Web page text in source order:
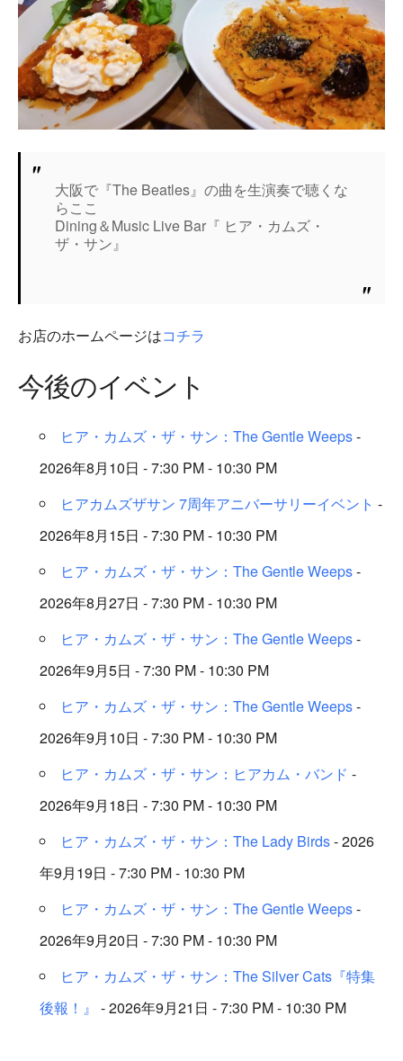
大阪で『The Beatles』の曲を生演奏で聴くな
らここ
Dining＆Music Live Bar『 ヒア・カムズ・
ザ・サン』
お店のホームページはコチラ
今後のイベント
ヒア・カムズ・ザ・サン：The Gentle Weeps-
2026年8月10日 - 7:30 PM - 10:30 PM
ヒアカムズザサン 7周年アニバーサリーイベント -
2026年8月15日 - 7:30 PM - 10:30 PM
ヒア・カムズ・ザ・サン：The Gentle Weeps-
2026年8月27日 - 7:30 PM - 10:30 PM
ヒア・カムズ・ザ・サン：The Gentle Weeps-
2026年9月5日 - 7:30 PM - 10:30 PM
ヒア・カムズ・ザ・サン：The Gentle Weeps-
2026年9月10日 - 7:30 PM - 10:30 PM
ヒア・カムズ・ザ・サン：ヒアカム・バンド -
2026年9月18日 - 7:30 PM - 10:30 PM
ヒア・カムズ・ザ・サン：The Lady Birds- 2026
年9月19日 - 7:30 PM - 10:30 PM
ヒア・カムズ・ザ・サン：The Gentle Weeps-
2026年9月20日 - 7:30 PM - 10:30 PM
ヒア・カムズ・ザ・サン：The Silver Cats『特集
後報！』 - 2026年9月21日 - 7:30 PM - 10:30 PM